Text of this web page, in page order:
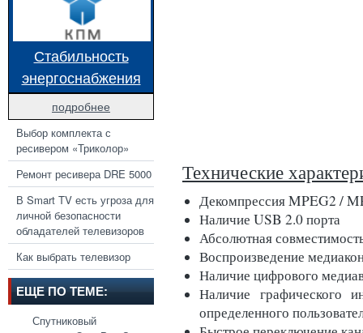
Стабильность
энергоснабжения
подробнее
Выбор комплекта с
ресивером «Триколор»
Ремонт ресивера DRE 5000
В Smart TV есть угроза для
личной безопасности
обладателей телевизоров
Как выбрать телевизор
ЕЩЕ ПО ТЕМЕ:
Спутниковый
Технические
Декомпрессия MPEG2 /
Наличие USB 2.0 порта
Абсолютная
Воспроизведение
Наличие цифрового
Наличие графического
определенного